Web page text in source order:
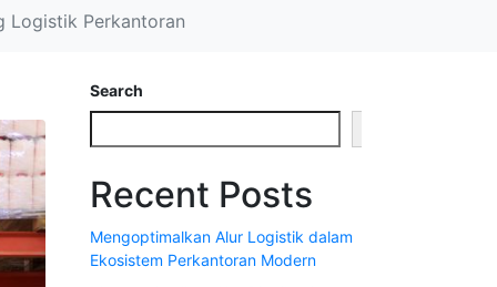
Logistik Perkantoran
Search
Recent Posts
Mengoptimalkan Alur Logistik dalam
Ekosistem Perkantoran Modern